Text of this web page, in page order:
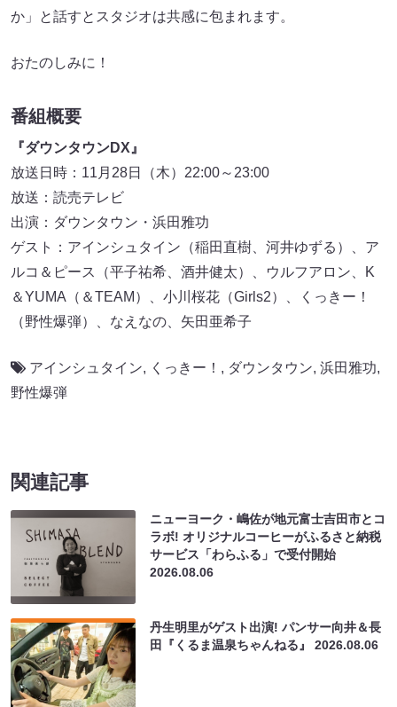
か」と話すとスタジオは共感に包まれます。
おたのしみに！
番組概要
『ダウンタウンDX』
放送日時：11月28日（木）22:00～23:00
放送：読売テレビ
出演：ダウンタウン・浜田雅功
ゲスト：アインシュタイン（稲田直樹、河井ゆずる）、ア
ルコ＆ピース（平子祐希、酒井健太）、ウルフアロン、K
＆YUMA（＆TEAM）、小川桜花（Girls2）、くっきー！
（野性爆弾）、なえなの、矢田亜希子
アインシュタイン, くっきー！ , ダウンタウン, 浜田雅功,
野性爆弾
関連記事
ニューヨーク・嶋佐が地元富士吉田市とコ
ラボ! オリジナルコーヒーがふるさと納税
サービス「わらふる」で受付開始
2026.08.06
丹生明里がゲスト出演! パンサー向井＆長
田『くるま温泉ちゃんねる』2026.08.06